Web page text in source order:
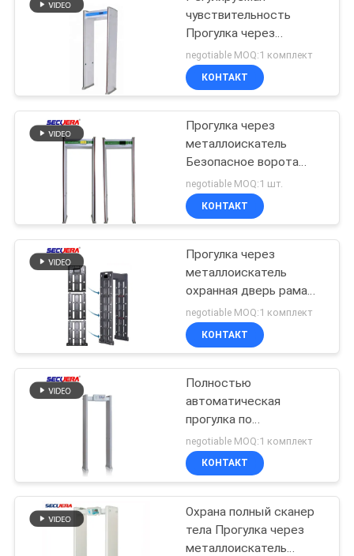
POLICY
Ворота барьера
турникета
52
Дверный
металлоискатель
Металлоискатель
конвейерной
ленты
чувствительность
Прогулка через
металлоискатель с
синтетическим
материалом ПВХ
negotiable MOQ:1 комплект
КОНТАКТ
Прогулка через
металлоискатель
Безопасное ворота
использование для
аэропорта
безопасности
negotiable MOQ:1 шт.
КОНТАКТ
Прогулка через
металлоискатель
охранная дверь рама
металлоискатель арки
металлоискатель
negotiable MOQ:1 комплект
КОНТАКТ
Полностью
автоматическая
прогулка по
металлоискателю -
доказательство 33 зон
для полицейского
negotiable MOQ:1 комплект
КОНТАКТ
Охрана полный сканер
тела Прогулка через
металлоискатель